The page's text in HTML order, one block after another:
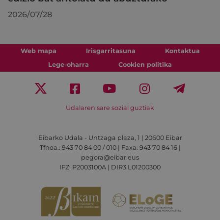
2026/07/28
Web mapa Irisgarritasuna
Kontaktua
Lege-oharra
Cookien politika
Udalaren sare sozial guztiak
Eibarko Udala - Untzaga plaza, 1 | 20600 Eibar
Tfnoa.: 943 70 84 00 / 010 | Faxa: 943 70 84 16 |
pegora@eibar.eus
IFZ: P2003100A | DIR3 L01200300